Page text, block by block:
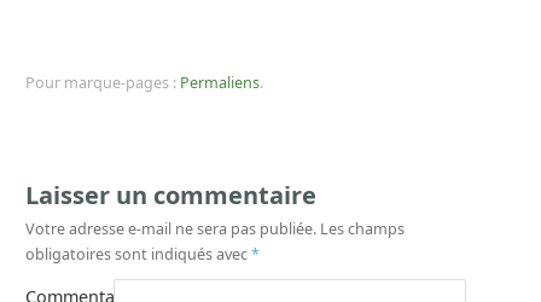
Pour marque-pages : Permaliens.
Laisser un commentaire
Votre adresse e-mail ne sera pas publiée. Les champs
obligatoires sont indiqués avec*
Commentaire